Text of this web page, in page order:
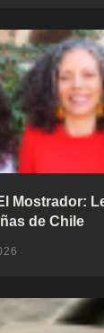
Mostrador:
de Chile